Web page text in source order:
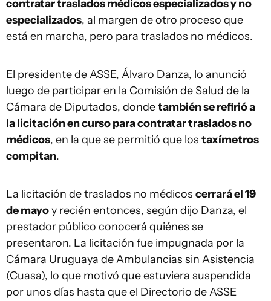
contratar traslados médicos especializados y no
especializados, al margen de otro proceso que
está en marcha, pero para traslados no médicos.
El presidente de ASSE, Álvaro Danza, lo anunció
luego de participar en la Comisión de Salud de la
Cámara de Diputados, dondetambién se refirió a
la licitación en curso para contratar traslados no
médicos, en la que se permitió que los taxímetros
compitan.
La licitación de traslados no médicos cerrará el 19
de mayoy recién entonces, según dijo Danza, el
prestador público conocerá quiénes se
presentaron. La licitación fue impugnada por la
Cámara Uruguaya de Ambulancias sin Asistencia
(Cuasa), lo que motivó que estuviera suspendida
por unos días hasta que el Directorio de ASSE